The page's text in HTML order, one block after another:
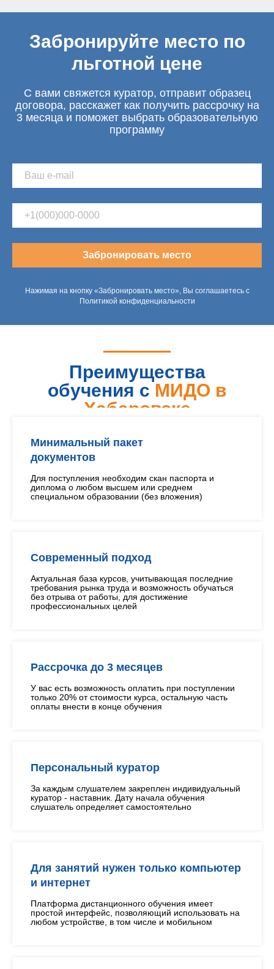
Забронируйте место по
льготной цене
С вами свяжется куратор, отправит образец
договора, расскажет как получить рассрочку на
3 месяца и поможет выбрать образовательную
программу
Забронировать место
Нажимая на кнопку «Забронировать место», Вы соглашаетесь с
Политикой конфиденциальности
Преимущества
обучения с МИДО в
Хабаровске
Минимальный пакет
документов
Для поступления необходим скан паспорта и
диплома о любом высшем или среднем
специальном образовании (без вложения)
Современный подход
Актуальная база курсов, учитывающая последние
требования рынка труда и возможность обучаться
без отрыва от работы, для достижение
профессиональных целей
Рассрочка до 3 месяцев
У вас есть возможность оплатить при поступлении
только 20% от стоимости курса, остальную часть
оплаты внести в конце обучения
Персональный куратор
За каждым слушателем закреплен индивидуальный
куратор - наставник. Дату начала обучения
слушатель определяет самостоятельно
Для занятий нужен только компьютер
и интернет
Платформа дистанционного обучения имеет
простой интерфейс, позволяющий использовать на
любом устройстве, в том числе и мобильном